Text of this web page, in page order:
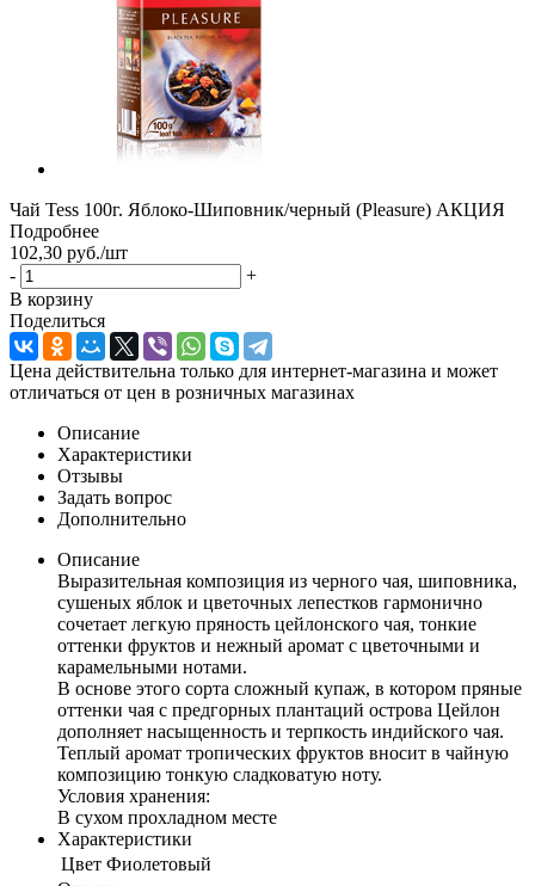
Чай Tess 100г. Яблоко-Шиповник/черный (Pleasure) АКЦИЯ
Подробнее
102,30 руб./шт
-
+
В корзину
Поделиться
Цена действительна только для интернет-магазина и может
отличаться от цен в розничных магазинах
Описание
Характеристики
Отзывы
Задать вопрос
Дополнительно
Описание
Выразительная композиция из черного чая, шиповника,
сушеных яблок и цветочных лепестков гармонично
сочетает легкую пряность цейлонского чая, тонкие
оттенки фруктов и нежный аромат с цветочными и
карамельными нотами.
В основе этого сорта сложный купаж, в котором пряные
оттенки чая с предгорных плантаций острова Цейлон
дополняет насыщенность и терпкость индийского чая.
Теплый аромат тропических фруктов вносит в чайную
композицию тонкую сладковатую ноту.
Условия хранения:
В сухом прохладном месте
Характеристики
Цвет Фиолетовый